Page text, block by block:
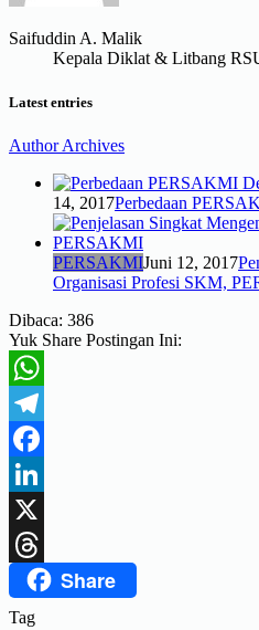
Saifuddin A. Malik
Kepala Diklat & Litbang
Latest entries
Author Archives
14, 2017Perbedaan
PERSAKMIJuni 12, 2017
Organisasi Profesi SKM,
Dibaca: 386
Yuk Share Postingan Ini:
WhatsApp
Telegram
Facebook
LinkedIn
X
ThreadsShare
Tag